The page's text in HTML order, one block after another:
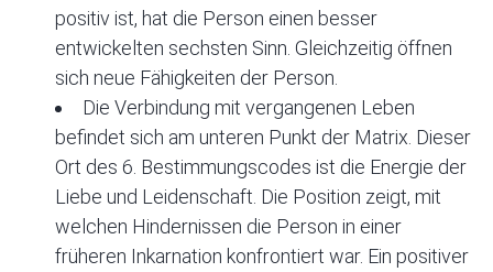
positiv ist, hat die Person einen besser
entwickelten sechsten Sinn. Gleichzeitig öffnen
sich neue Fähigkeiten der Person.
Die Verbindung mit vergangenen Leben
befindet sich am unteren Punkt der Matrix. Dieser
Ort des 6. Bestimmungscodes ist die Energie der
Liebe und Leidenschaft. Die Position zeigt, mit
welchen Hindernissen die Person in einer
früheren Inkarnation konfrontiert war. Ein positiver